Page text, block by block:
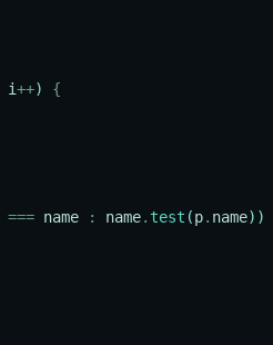
i++) {
=== name : name. test (p. name))